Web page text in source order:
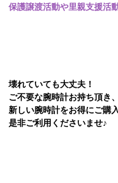
保護譲渡活動や里親支援活
壊れていても大丈夫！
ご不要な腕時計お持ち頂き、
新しい腕時計をお得にご購
是非ご利用くださいませ♪